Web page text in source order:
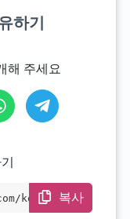
하기
해 주세요
ko/cpu/in
복사